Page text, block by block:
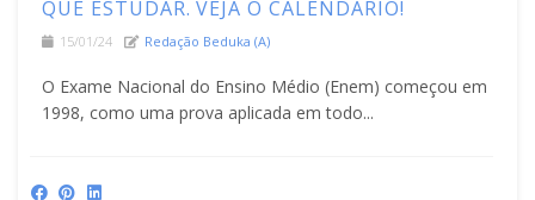
QUE ESTUDAR. VEJA O CALENDÁRIO!
15/01/24 Redação Beduka (a)
O Exame Nacional do Ensino Médio (Enem) começou em
1998, como uma prova aplicada em todo...